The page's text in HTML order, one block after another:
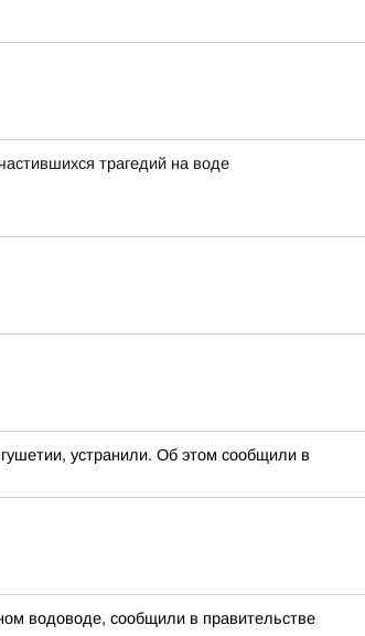
трагедий на воде
устранили. Об этом сообщили в
водоводе, сообщили в правительстве